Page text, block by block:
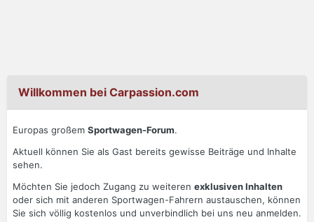
Willkommen bei Carpassion.com
Europas großem Sportwagen-Forum.
Aktuell können Sie als Gast bereits gewisse Beiträge und Inhalte
sehen.
Möchten Sie jedoch Zugang zu weiteren exklusiven Inhalten
oder sich mit anderen Sportwagen-Fahrern austauschen, können
Sie sich völlig kostenlos und unverbindlich bei uns neu anmelden.